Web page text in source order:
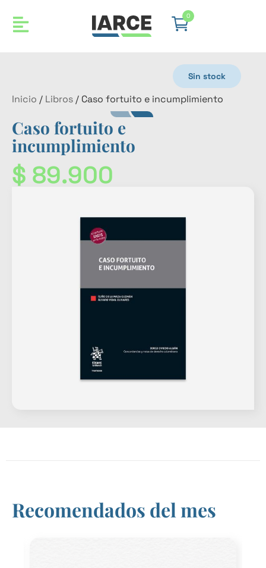
0
Sin stock
Inicio / Libros / Caso fortuito e incumplimiento
Caso fortuito e
incumplimiento
$ 89.900
Recomendados del mes